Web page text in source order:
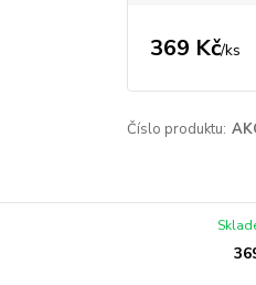
369 Kč/ks
Číslo produktu: